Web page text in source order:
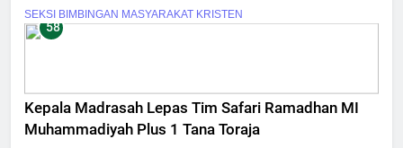
Iman
SEKSI BIMBINGAN MASYARAKAT KRISTEN
58
Kepala Madrasah Lepas Tim Safari Ramadhan MI
Muhammadiyah Plus 1 Tana Toraja